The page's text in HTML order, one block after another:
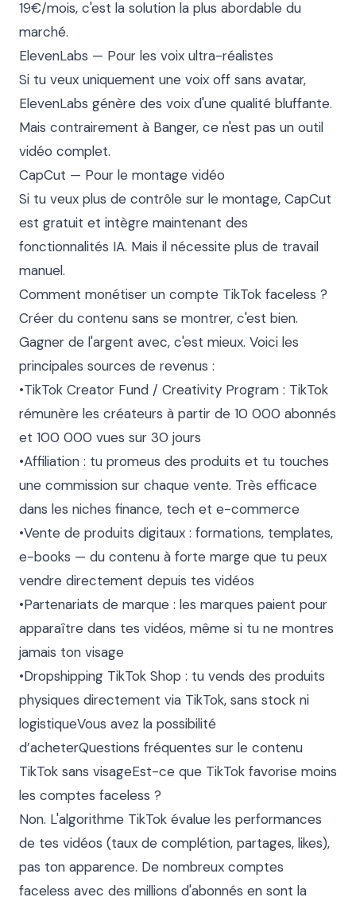
19€/mois, c'est la solution la plus abordable du
marché.
ElevenLabs — Pour les voix ultra-réalistes
Si tu veux uniquement une voix off sans avatar,
ElevenLabs génère des voix d'une qualité bluffante.
Mais contrairement à Banger, ce n'est pas un outil
vidéo complet.
CapCut — Pour le montage vidéo
Si tu veux plus de contrôle sur le montage, CapCut
est gratuit et intègre maintenant des
fonctionnalités IA. Mais il nécessite plus de travail
manuel.
Comment monétiser un compte TikTok faceless ?
Créer du contenu sans se montrer, c'est bien.
Gagner de l'argent avec, c'est mieux. Voici les
principales sources de revenus :
•TikTok Creator Fund / Creativity Program : TikTok
rémunère les créateurs à partir de 10 000 abonnés
et 100 000 vues sur 30 jours
•Affiliation : tu promeus des produits et tu touches
une commission sur chaque vente. Très efficace
dans les niches finance, tech et e-commerce
•Vente de produits digitaux : formations, templates,
e-books — du contenu à forte marge que tu peux
vendre directement depuis tes vidéos
•Partenariats de marque : les marques paient pour
apparaître dans tes vidéos, même si tu ne montres
jamais ton visage
•Dropshipping TikTok Shop : tu vends des produits
physiques directement via TikTok, sans stock ni
logistiqueVous avez la possibilité
d’acheterQuestions fréquentes sur le contenu
TikTok sans visageEst-ce que TikTok favorise moins
les comptes faceless ?
Non. L'algorithme TikTok évalue les performances
de tes vidéos (taux de complétion, partages, likes),
pas ton apparence. De nombreux comptes
faceless avec des millions d'abonnés en sont la